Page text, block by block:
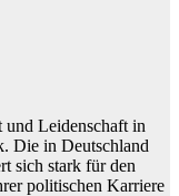
Leidenschaft in
Die in Deutschland
sich stark für den
politischen Karriere